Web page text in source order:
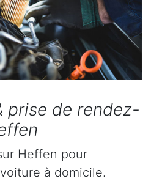
prise de rendez-
Heffen pour
à domicile.